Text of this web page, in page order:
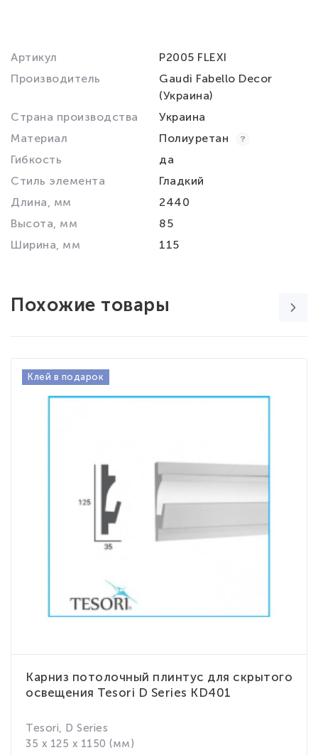
Артикул
P2005 FLEXI
Производитель
Gaudi Fabello Decor
(Украина)
Страна производства
Украина
Материал
Полиуретан
Гибкость
да
Стиль элемента
Гладкий
Длина, мм
2440
Высота, мм
85
Ширина, мм
115
Похожие товары
Клей в подарок
Карниз потолочный плинтус для скрытого
освещения Tesori D Series KD401
Tesori, D Series
35 x 125 x 1150 (мм)